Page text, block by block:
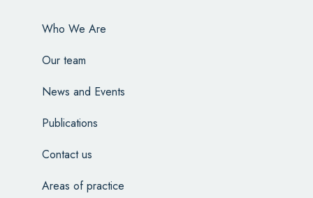
Who We Are
Our team
News and Events
Publications
Contact us
Areas of practice